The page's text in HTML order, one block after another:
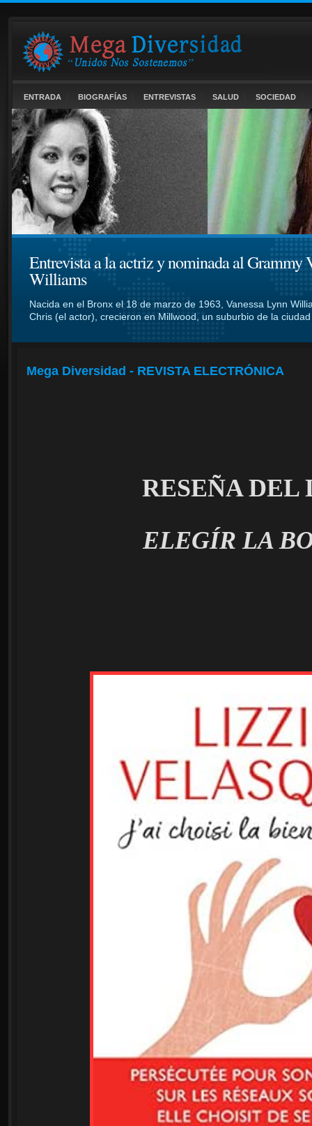
ENTRADA BIOGRAFÍAS ENTREVISTAS SALUD SOCIEDAD
Entrevista a la actriz y nominada al Grammy
Williams
Nacida en el Bronx el 18 de marzo de 1963, Vanessa Lynn
Chris (el actor), crecieron en Millwood, un suburbio de la
Mega Diversidad - REVISTA ELECTRÓNICA
RESEÑA
ELEGÍR LA